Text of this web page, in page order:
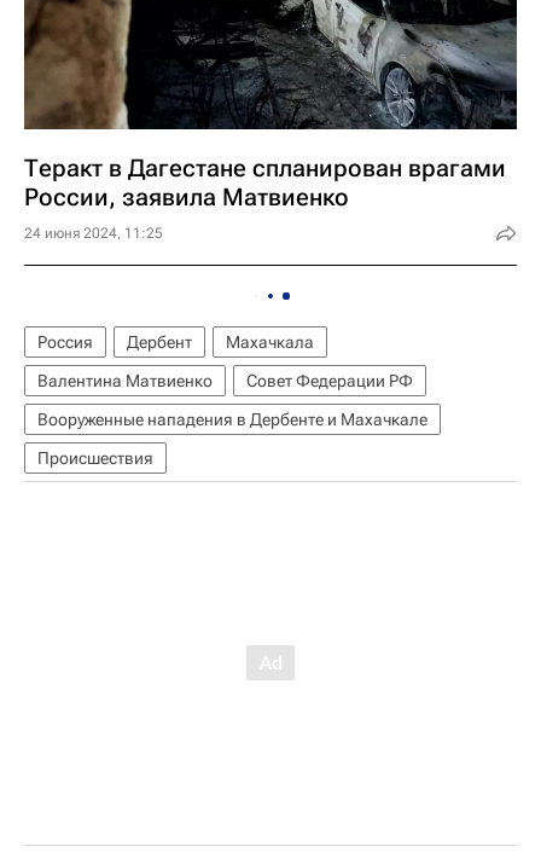
Теракт в Дагестане спланирован врагами
России, заявила Матвиенко
24 июня 2024, 11:25
Россия Дербент
Махачкала
Валентина Матвиенко
Совет Федерации РФ
Вооруженные нападения в Дербенте и Махачкале
Происшествия